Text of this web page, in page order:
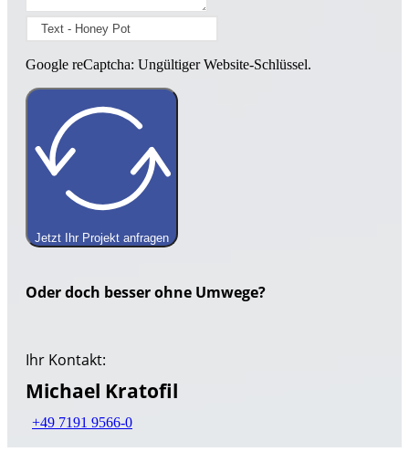
Google reCaptcha: Ungültiger Website-Schlüssel.
Jetzt Ihr Projekt anfragen
Oder doch besser ohne Umwege?
Ihr Kontakt:
Michael Kratofil
+49 7191 9566-0